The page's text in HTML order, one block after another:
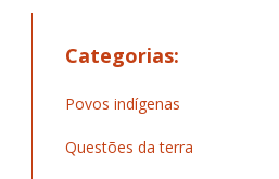
Categorias:
Povos indígenas
Questões da terra